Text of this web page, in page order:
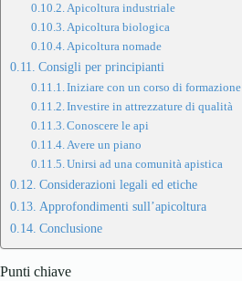
Apicoltura industriale
Apicoltura biologica
Apicoltura nomade
Consigli per principianti
Iniziare con un corso di formazione
Investire in attrezzature di qualità
Conoscere le api
Avere un piano
Unirsi ad una comunità apistica
Considerazioni legali ed etiche
Approfondimenti sull’apicoltura
Conclusione
Punti chiave